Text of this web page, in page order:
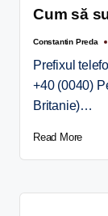
Cum să
Constantin Preda
Prefixul
+40 (0040)
Britanie)…
Read More